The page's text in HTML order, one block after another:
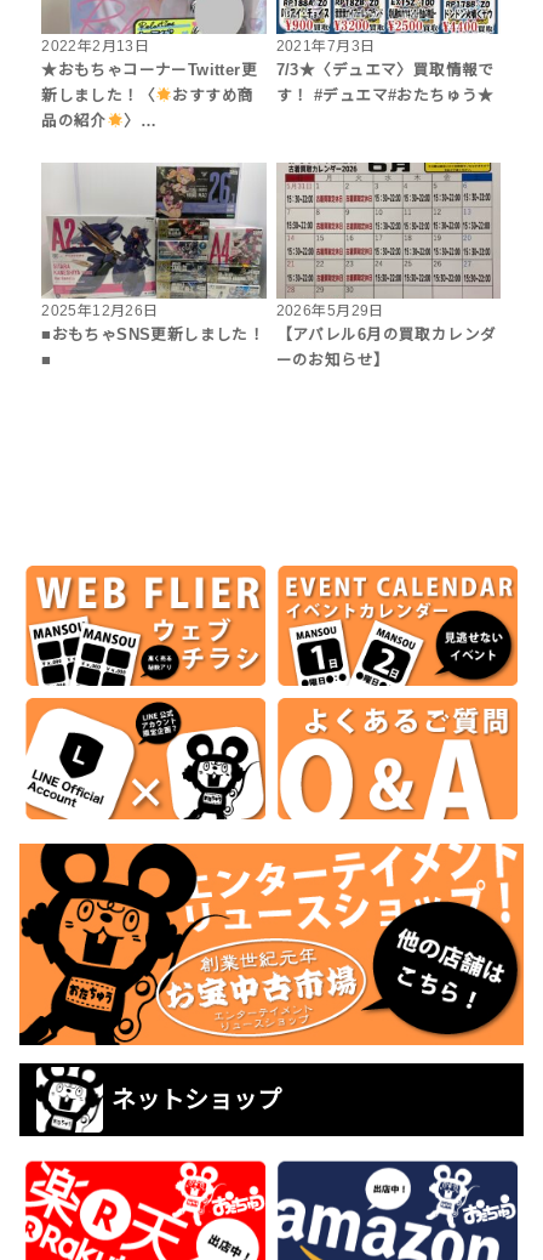
2022年2月13日
★おもちゃコーナーTwitter更
新しました！〈
おすすめ商
品の紹介
〉…
2021年7月3日
7/3★〈デュエマ〉買取情報で
す！ #デュエマ#おたちゅう★
2025年12月26日
■おもちゃSNS更新しました！
■
2026年5月29日
【アパレル6月の買取カレンダ
ーのお知らせ】
ネットショップ